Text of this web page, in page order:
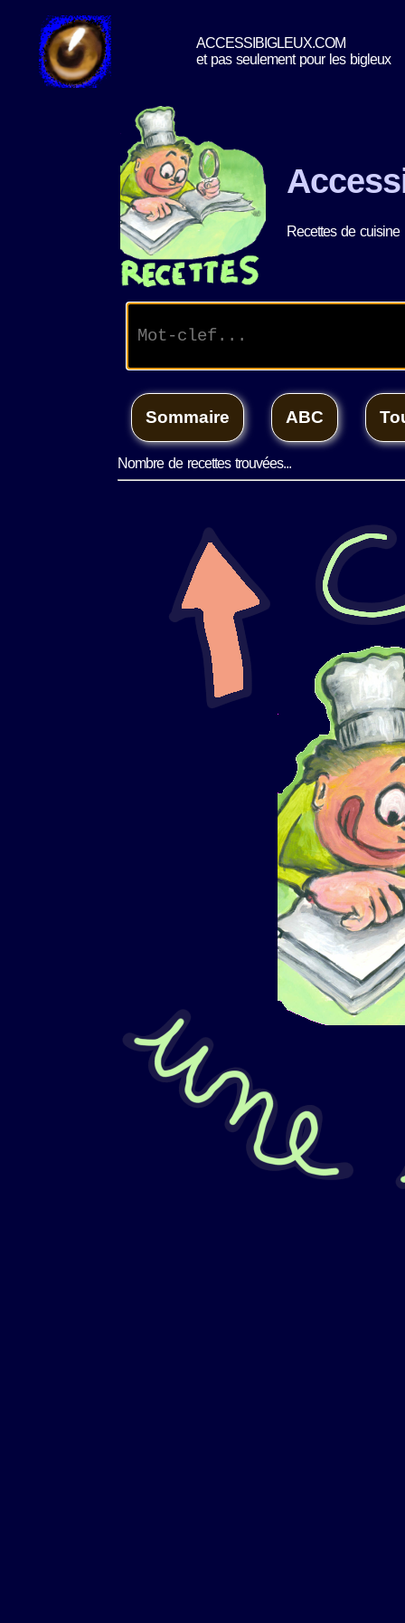
ACCESSIBIGLEUX.COM
et pas seulement pour les bigleux
Recettes de cuisine
Nombre de recettes trouvées...